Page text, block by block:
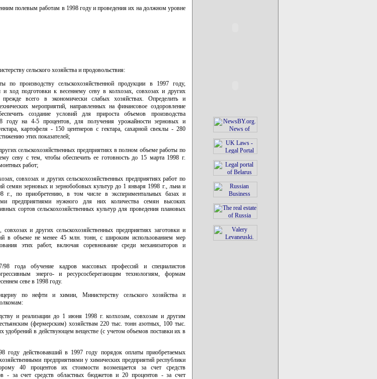
полевым работам в 1998 году и проведения их на должном уровне
сельского хозяйства и продовольствия:
по производству сельскохозяйственной продукции в 1997 году,
и ход подготовки к весеннему севу в колхозах, совхозах и других
прежде всего в экономически слабых хозяйствах. Определить и
мероприятий, направленных на финансовое оздоровление
создание условий для прироста объемов производства
году на 4-5 процентов, для получения урожайности зерновых и
картофеля - 150 центнеров с гектара, сахарной свеклы - 280
этих показателей;
сельскохозяйственных предприятиях в полном объеме работы по
севу с тем, чтобы обеспечить ее готовность до 15 марта 1998 г.
работ;
совхозах и других сельскохозяйственных предприятиях работ по
семян зерновых и зернобобовых культур до 1 января 1998 г., льна и
г., по приобретению, в том числе в экспериментальных базах и
предприятиями нужного для них количества семян высоких
сортов сельскохозяйственных культур для проведения плановых
и других сельскохозяйственных предприятиях заготовки и
в объеме не менее 45 млн. тонн, с широким использованием мер
этих работ, включая соревнование среди механизаторов и
года обучение кадров массовых профессий и специалистов
энерго- и ресурсосберегающим технологиям, формам
севе в 1998 году.
по нефти и химии, Министерству сельского хозяйства и
и реализации до 1 июня 1998 г. колхозам, совхозам и другим
(фермерским) хозяйствам 220 тыс. тонн азотных, 100 тыс.
удобрений в действующем веществе (с учетом объемов поставки их в
году действовавший в 1997 году порядок оплаты приобретаемых
предприятиями у химических предприятий республики
40 процентов их стоимости возмещается за счет средств
- за счет средств областных бюджетов и 20 процентов - за счет